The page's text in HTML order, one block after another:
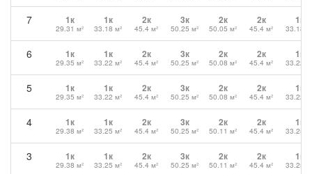
7 1к
29.31 м²
1к
33.18 м²
2к
45.4 м²
3к
50.25 м²
2к
50.05 м²
2к
45.4 м²
1к
33.18
6 1к
29.35 м²
1к
33.22 м²
2к
45.4 м²
3к
50.25 м²
2к
50.08 м²
2к
45.4 м²
1к
33.22
5 1к
29.35 м²
1к
33.22 м²
2к
45.4 м²
3к
50.25 м²
2к
50.08 м²
2к
45.4 м²
1к
33.22
4 1к
29.38 м²
1к
33.25 м²
2к
45.4 м²
3к
50.25 м²
2к
50.11 м²
2к
45.4 м²
1к
33.25
3 1к
29.38 м²
1к
33.25 м²
2к
45.4 м²
3к
50.25 м²
2к
50.11 м²
2к
45.4 м²
1к
33.25